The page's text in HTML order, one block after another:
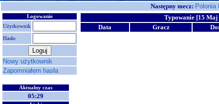
Następny mecz:
Logowanie
Użytkownik
Hasło
Nowy użytkownik
Zapomniałem hasła
Aktualny czas
05:29
Typowanie [15 Maj
Data
Gracz